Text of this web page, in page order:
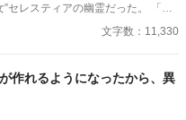
スティアの幽霊だった。 「お
授かった瞬間、
に乗っ取られていた。しかも完全
ルナだが、無口な騎士団長ロルフ
物にしてきた神殿の闇と、自分の
せない。けれど、
文字数：11,330
作れるようになったから、異